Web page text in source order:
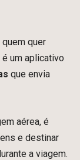
quer
um aplicativo
que envia
aérea, é
e destinar
a viagem.